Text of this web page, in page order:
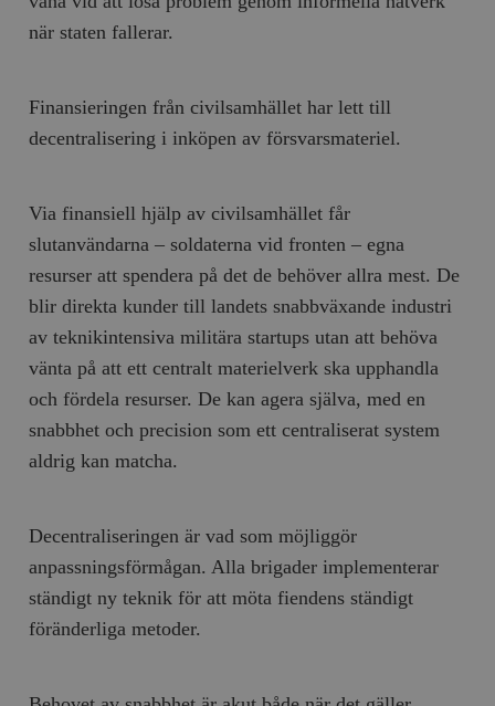
när staten fallerar.
Finansieringen från civilsamhället har lett till
decentralisering i inköpen av försvarsmateriel.
Via finansiell hjälp av civilsamhället får
slutanvändarna – soldaterna vid fronten – egna
resurser att spendera på det de behöver allra mest. De
blir direkta kunder till landets snabbväxande industri
av teknikintensiva militära startups utan att behöva
vänta på att ett centralt materielverk ska upphandla
och fördela resurser. De kan agera själva, med en
snabbhet och precision som ett centraliserat system
aldrig kan matcha.
Decentraliseringen är vad som möjliggör
anpassningsförmågan. Alla brigader implementerar
ständigt ny teknik för att möta fiendens ständigt
föränderliga metoder.